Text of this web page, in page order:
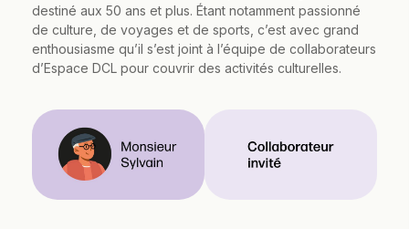
destiné aux 50 ans et plus. Étant notamment passionné
de culture, de voyages et de sports, c’est avec grand
enthousiasme qu’il s’est joint à l’équipe de collaborateurs
d’Espace DCL pour couvrir des activités culturelles.